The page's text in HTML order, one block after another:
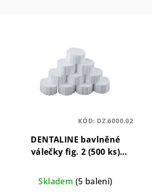
DENTALINE bavlněné
válečky fig. 2 (500 ks)
stomatologii – velikost 2
Skladem (5 balení)
KÓD: DZ.6000.02